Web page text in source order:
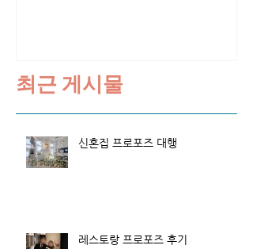
최근 게시물
신혼집 프로포즈 대행
레스토랑 프로포즈 후기